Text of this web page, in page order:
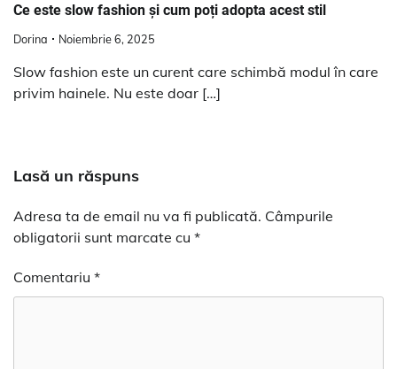
Ce este slow fashion și cum poți adopta acest stil
Dorina Noiembrie 6, 2025
Slow fashion este un curent care schimbă modul în care
privim hainele. Nu este doar […]
Lasă un răspuns
Adresa ta de email nu va fi publicată. Câmpurile
obligatorii sunt marcate cu *
Comentariu *